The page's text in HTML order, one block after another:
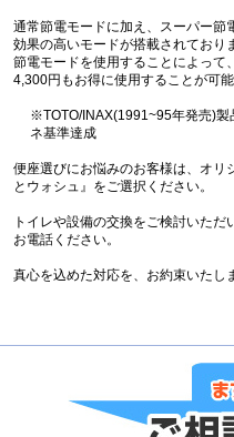
通常節電モードに加え、スーパー節
効果の高いモードが搭載されており
節電モードを使用することによって
4,300円もお得に使用することが可
※TOTO/INAX(1991~95年発売)製
ネ基準達成
便座選びにお悩みのお客様は、オリ
とウォシュ』をご選択ください。
トイレや設備の交換をご検討いた
お電話ください。
真心を込めた対応を、お約束いたし